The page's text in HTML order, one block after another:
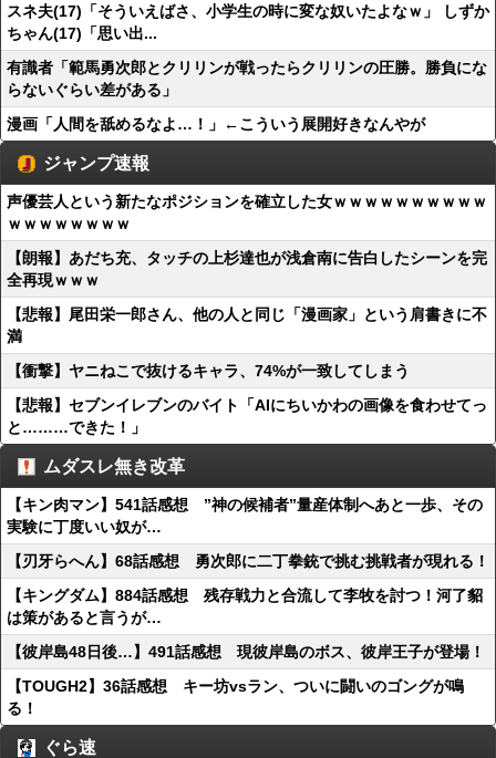
スネ夫(17)「そういえばさ、小学生の時に変な奴いたよなｗ」 しずか
ちゃん(17)「思い出...
有識者「範馬勇次郎とクリリンが戦ったらクリリンの圧勝。勝負にな
らないぐらい差がある」
漫画「人間を舐めるなよ…！」←こういう展開好きなんやが
ジャンプ速報
声優芸人という新たなポジションを確立した女ｗｗｗｗｗｗｗｗｗｗ
ｗｗｗｗｗｗｗｗ
【朗報】あだち充、タッチの上杉達也が浅倉南に告白したシーンを完
全再現ｗｗｗ
【悲報】尾田栄一郎さん、他の人と同じ「漫画家」という肩書きに不
満
【衝撃】ヤニねこで抜けるキャラ、74%が一致してしまう
【悲報】セブンイレブンのバイト「AIにちいかわの画像を食わせてっ
と………できた！」
ムダスレ無き改革
【キン肉マン】541話感想 ”神の候補者”量産体制へあと一歩、その
実験に丁度いい奴が…
【刃牙らへん】68話感想 勇次郎に二丁拳銃で挑む挑戦者が現れる！
【キングダム】884話感想 残存戦力と合流して李牧を討つ！河了貂
は策があると言うが…
【彼岸島48日後…】491話感想 現彼岸島のボス、彼岸王子が登場！
【TOUGH2】36話感想 キー坊vsラン、ついに闘いのゴングが鳴
る！
ぐら速